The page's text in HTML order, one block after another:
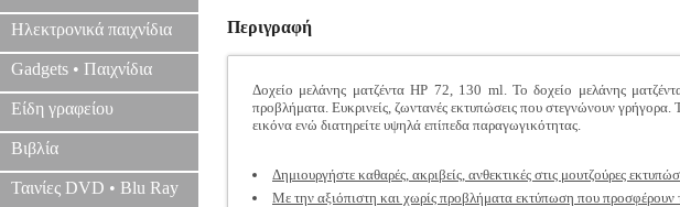
Ηλεκτρονικά παιχνίδια
Gadgets • Παιχνίδια
Είδη γραφείου
Βιβλία
Ταινίες DVD • Blu Ray
Περιγραφή
Δοχείο μελάνης ματζέντα HP 72, 130 ml. Το δοχείο μελάνης
προβλήματα. Ευκρινείς, ζωντανές εκτυπώσεις που στεγνώνουν
εικόνα ενώ διατηρείτε υψηλά επίπεδα παραγωγικότητας.
Δημιουργήστε καθαρές, ακριβείς, ανθεκτικές στις μουτζούρες
Με την αξιόπιστη και χωρίς προβλήματα εκτύπωση που προσφέρουν